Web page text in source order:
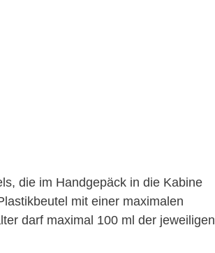
die im Handgepäck in die Kabine
mit einer maximalen
darf maximal 100 ml der jeweiligen